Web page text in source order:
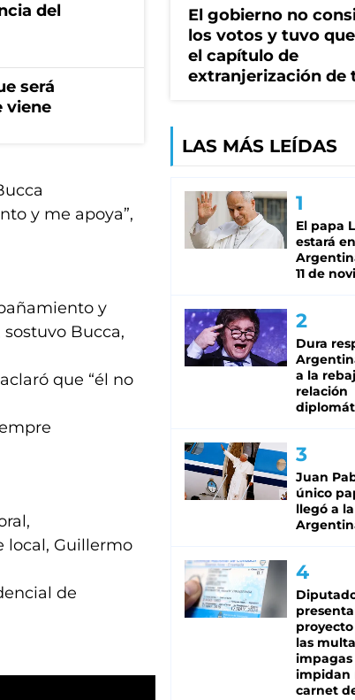
del
será
viene
y me apoya”,
y
Bucca,
que “él no
local, Guillermo
de
El gobierno no
los votos y tuvo
el capítulo de
extranjerización de
LAS MÁS LEÍDAS
El papa
estará
11 de
Dura
a la
relación
Juan
único
llegó a la
las
impagas
impidan
carnet